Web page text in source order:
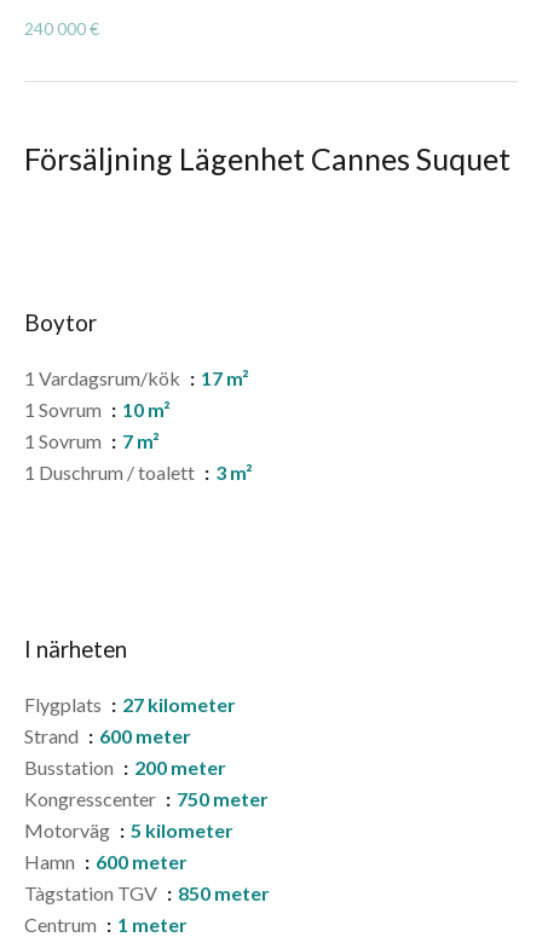
240 000 €
Försäljning Lägenhet Cannes Suquet
Boytor
1 Vardagsrum/kök
17 m²
1 Sovrum
10 m²
1 Sovrum
7 m²
1 Duschrum / toalett
3 m²
I närheten
Flygplats
27 kilometer
Strand
600 meter
Busstation
200 meter
Kongresscenter
750 meter
Motorväg
5 kilometer
Hamn
600 meter
Tàgstation TGV
850 meter
Centrum
1 meter